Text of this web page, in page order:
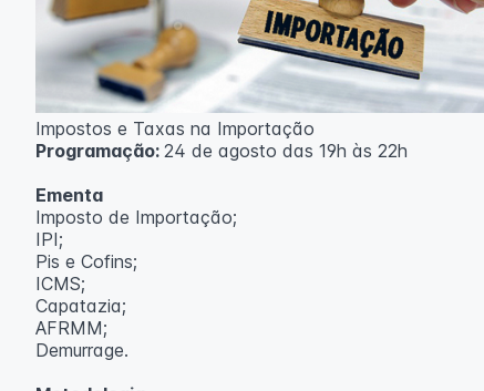
Impostos e Taxas na Importação
Programação: 24 de agosto das 19h às 22h
Ementa
Imposto de Importação;
IPI;
Pis e Cofins;
ICMS;
Capatazia;
AFRMM;
Demurrage.